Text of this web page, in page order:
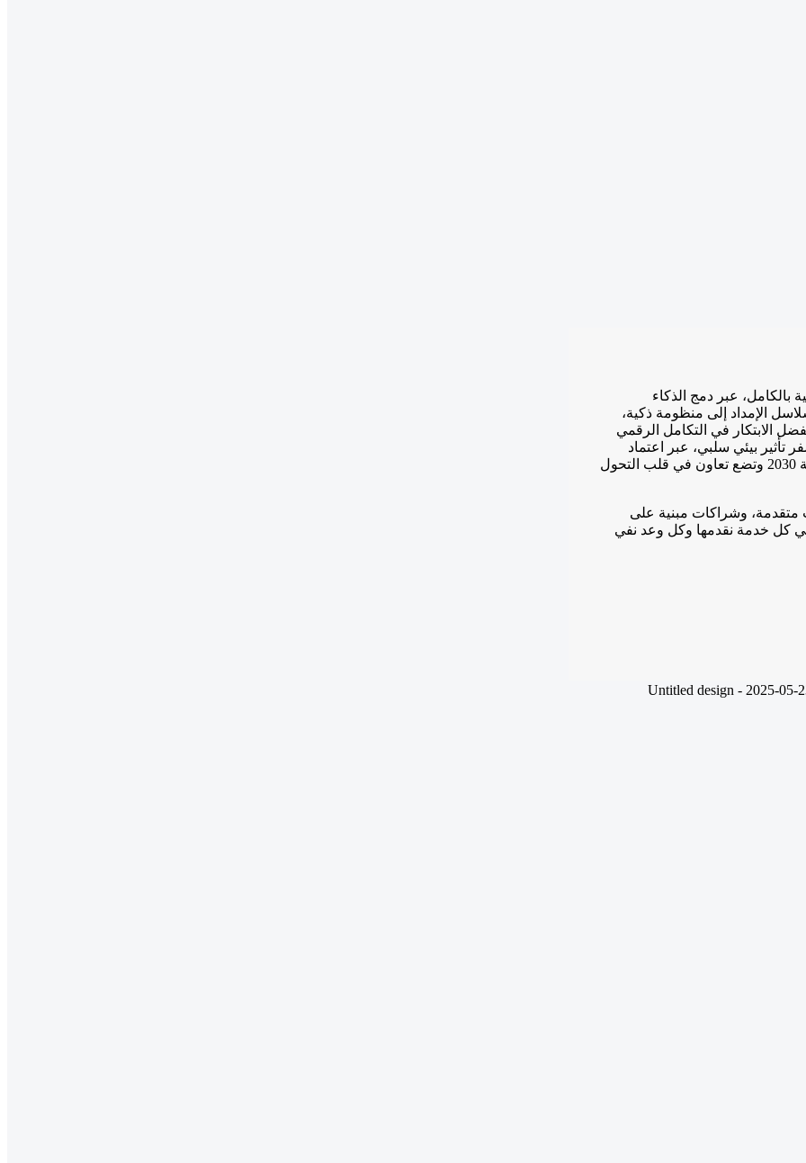
عبر دمج الذكاء
الإمداد إلى منظومة ذكية،
الابتكار في التكامل الرقمي
بيئي سلبي، عبر اعتماد
حلول خضراء وتقنيات ذاتية التشغيل تدعم أهداف رؤية المملكة 2030 وتضع تعاون في قلب التحول
متقدمة، وشراكات مبنية على
كل خدمة نقدمها وكل وعد نفي